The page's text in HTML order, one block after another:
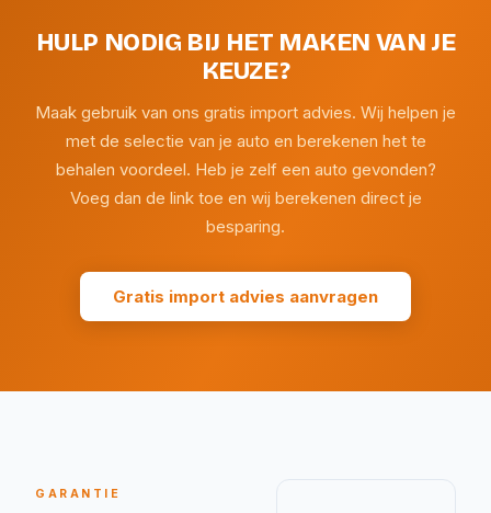
HULP NODIG BIJ HET MAKEN VAN JE
KEUZE?
Maak gebruik van ons gratis import advies. Wij helpen je
met de selectie van je auto en berekenen het te
behalen voordeel. Heb je zelf een auto gevonden?
Voeg dan de link toe en wij berekenen direct je
besparing.
Gratis import advies aanvragen
GARANTIE